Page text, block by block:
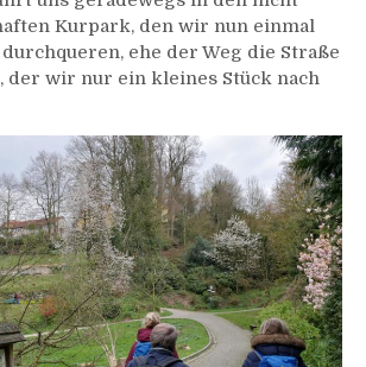
Kurpark, den wir nun einmal
ehe der Weg die Straße
der wir nur ein kleines Stück nach